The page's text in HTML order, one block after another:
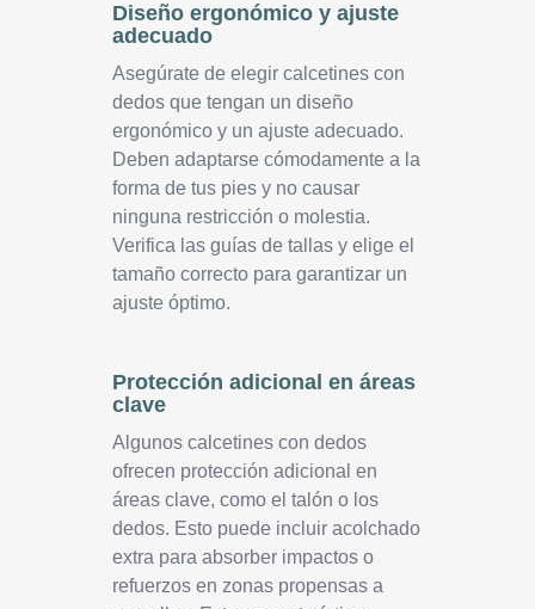
Diseño ergonómico y ajuste
adecuado
Asegúrate de elegir calcetines con
dedos que tengan un diseño
ergonómico y un ajuste adecuado.
Deben adaptarse cómodamente a la
forma de tus pies y no causar
ninguna restricción o molestia.
Verifica las guías de tallas y elige el
tamaño correcto para garantizar un
ajuste óptimo.
Protección adicional en áreas
clave
Algunos calcetines con dedos
ofrecen protección adicional en
áreas clave, como el talón o los
dedos. Esto puede incluir acolchado
extra para absorber impactos o
refuerzos en zonas propensas a